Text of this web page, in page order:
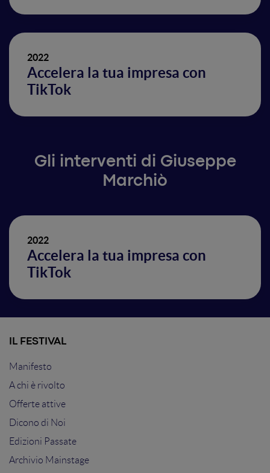
2022
Accelera la tua impresa con
TikTok
Gli interventi di Giuseppe
Marchiò
2022
Accelera la tua impresa con
TikTok
IL FESTIVAL
Manifesto
A chi è rivolto
Offerte attive
Dicono di Noi
Edizioni Passate
Archivio Mainstage